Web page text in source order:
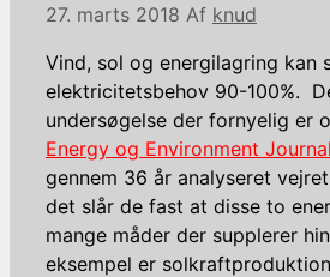
27. marts 2018 Af knud
Vind, sol og energilagring kan
elektricitetsbehov 90-100%.
undersøgelse der fornyelig er
Energy og Environment Journal
gennem 36 år analyseret
det slår de fast at disse to
mange måder der supplerer
eksempel er